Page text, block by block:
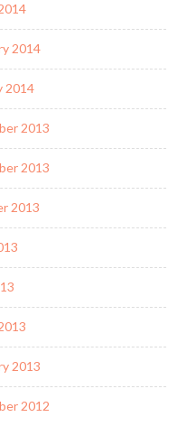
2014
2014
2013
2013
2013
2013
2012